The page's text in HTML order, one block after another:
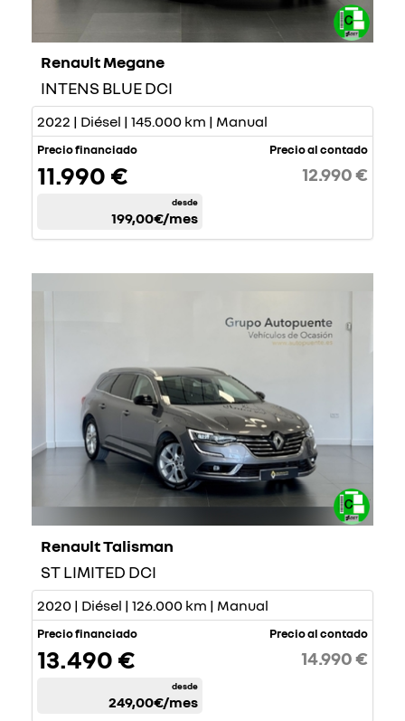
Renault Megane
INTENS BLUE DCI
2022 | Diésel | 145.000 km | Manual
Precio financiado
11.990 €
desde
199,00€/mes
Precio al contado
12.990 €
Renault Talisman
ST LIMITED DCI
2020 | Diésel | 126.000 km | Manual
Precio financiado
13.490 €
desde
249,00€/mes
Precio al contado
14.990 €